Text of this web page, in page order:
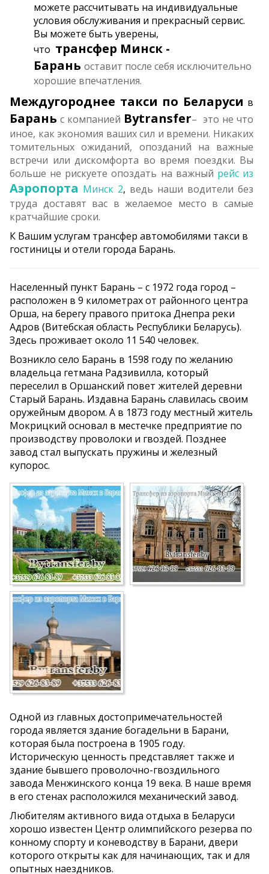
можете рассчитывать на индивидуальные
условия обслуживания и прекрасный сервис.
Вы можете быть уверены,
что трансфер Минск -
Барань оставит после себя исключительно
хорошие впечатления.
Междугороднее такси по Беларуси в
Барань с компанией Bytransfer– это не что
иное, как экономия ваших сил и времени. Никаких
томительных ожиданий, опозданий на важные
встречи или дискомфорта во время поездки. Вы
больше не рискуете опоздать на важный рейс из
Аэропорта Минск 2, ведь наши водители без
труда доставят вас в желаемое место в самые
кратчайшие сроки.
К Вашим услугам трансфер автомобилями такси в
гостиницы и отели города Барань.
Населенный пункт Барань – с 1972 года город –
расположен в 9 километрах от районного центра
Орша, на берегу правого притока Днепра реки
Адров (Витебская область Республики Беларусь).
Здесь проживает около 11 540 человек.
Возникло село Барань в 1598 году по желанию
владельца гетмана Радзивилла, который
переселил в Оршанский повет жителей деревни
Старый Барань. Издавна Барань славилась своим
оружейным двором. А в 1873 году местный житель
Мокрицкий основал в местечке предприятие по
производству проволоки и гвоздей. Позднее
завод стал выпускать пружины и железный
купорос.
Одной из главных достопримечательностей
города является здание богадельни в Барани,
которая была построена в 1905 году.
Историческую ценность представляет также и
здание бывшего проволочно-гвоздильного
завода Менжинского конца 19 века. В наше время
в его стенах расположился механический завод.
Любителям активного вида отдыха в Беларуси
хорошо известен Центр олимпийского резерва по
конному спорту и коневодству в Барани, двери
которого открыты как для начинающих, так и для
опытных наездников.